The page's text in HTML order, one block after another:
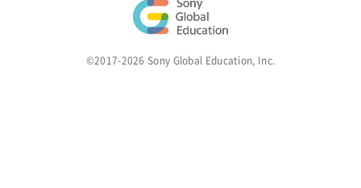
©2017-2026 Sony Global Education, Inc.